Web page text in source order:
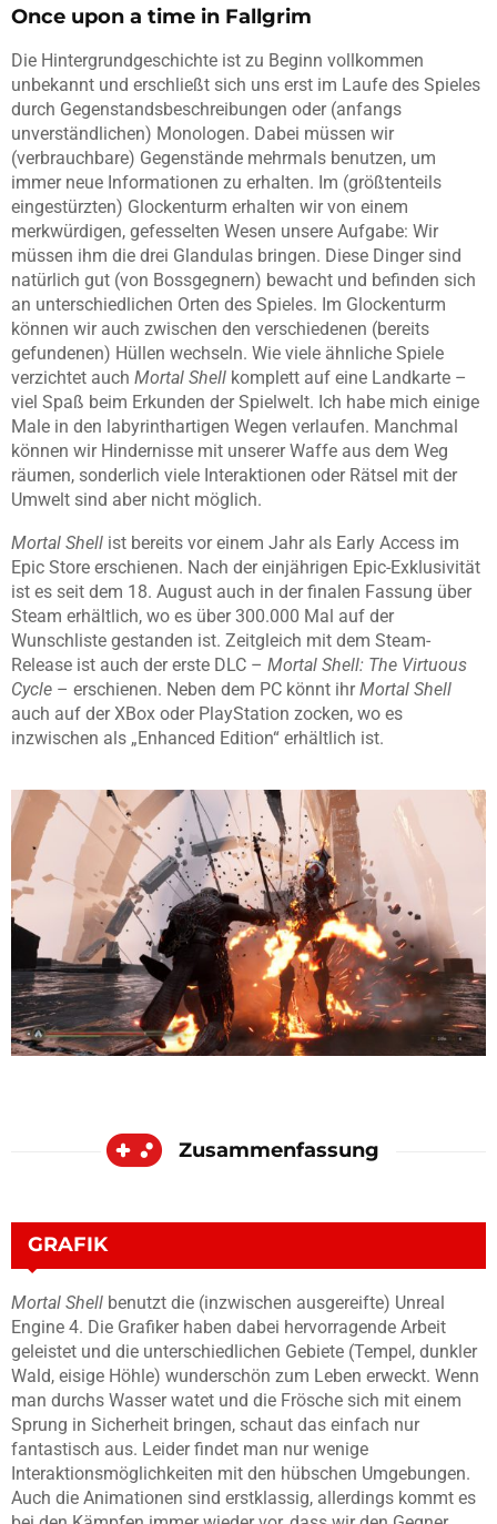
Once upon a time in Fallgrim
Die Hintergrundgeschichte ist zu Beginn vollkommen
unbekannt und erschließt sich uns erst im Laufe des Spieles
durch Gegenstandsbeschreibungen oder (anfangs
unverständlichen) Monologen. Dabei müssen wir
(verbrauchbare) Gegenstände mehrmals benutzen, um
immer neue Informationen zu erhalten. Im (größtenteils
eingestürzten) Glockenturm erhalten wir von einem
merkwürdigen, gefesselten Wesen unsere Aufgabe: Wir
müssen ihm die drei Glandulas bringen. Diese Dinger sind
natürlich gut (von Bossgegnern) bewacht und befinden sich
an unterschiedlichen Orten des Spieles. Im Glockenturm
können wir auch zwischen den verschiedenen (bereits
gefundenen) Hüllen wechseln. Wie viele ähnliche Spiele
verzichtet auch Mortal Shell komplett auf eine Landkarte –
viel Spaß beim Erkunden der Spielwelt. Ich habe mich einige
Male in den labyrinthartigen Wegen verlaufen. Manchmal
können wir Hindernisse mit unserer Waffe aus dem Weg
räumen, sonderlich viele Interaktionen oder Rätsel mit der
Umwelt sind aber nicht möglich.
Mortal Shell ist bereits vor einem Jahr als Early Access im
Epic Store erschienen. Nach der einjährigen Epic-Exklusivität
ist es seit dem 18. August auch in der finalen Fassung über
Steam erhältlich, wo es über 300.000 Mal auf der
Wunschliste gestanden ist. Zeitgleich mit dem Steam-
Release ist auch der erste DLC – Mortal Shell: The Virtuous
Cycle – erschienen. Neben dem PC könnt ihrMortal Shell
auch auf der XBox oder PlayStation zocken, wo es
inzwischen als „Enhanced Edition“ erhältlich ist.
Zusammenfassung
GRAFIK
Mortal Shell benutzt die (inzwischen ausgereifte) Unreal
Engine 4. Die Grafiker haben dabei hervorragende Arbeit
geleistet und die unterschiedlichen Gebiete (Tempel, dunkler
Wald, eisige Höhle) wunderschön zum Leben erweckt. Wenn
man durchs Wasser watet und die Frösche sich mit einem
Sprung in Sicherheit bringen, schaut das einfach nur
fantastisch aus. Leider findet man nur wenige
Interaktionsmöglichkeiten mit den hübschen Umgebungen.
Auch die Animationen sind erstklassig, allerdings kommt es